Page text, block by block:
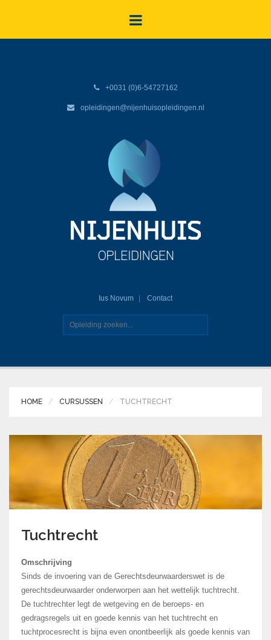
+0031 (0)6-54727162
opleidingen@nijenhuisopleidingen.nl
Ius Novum Contact
HOME CURSUSSEN TUCHTRECHT
Tuchtrecht
Omschrijving
Sinds de invoering van de Gerechtsdeurwaarderswet is de
gerechtsdeurwaarder onderworpen aan het wettelijk tuchtrecht.
De tuchtrechter legt de wetgeving en de beroeps- en
gedragsregels uit en goede kennis van het tuchtrecht en
tuchtprocesrecht is bijna even onontbeerlijk als goede kennis van